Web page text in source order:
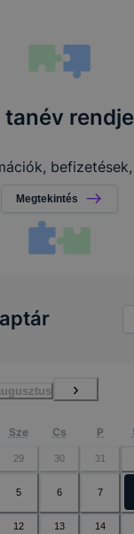
tanév rendje
Megtekintés
›
Sze Cs P
29 30 31
5 6 7
12 13 14